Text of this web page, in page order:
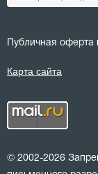
Публичная оферта
Карта сайта
© 2002-2026